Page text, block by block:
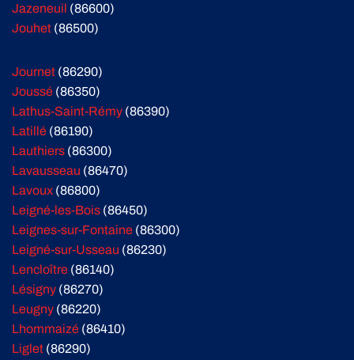
Jazeneuil (86600)
Jouhet (86500)
Journet (86290)
Joussé (86350)
Lathus-Saint-Rémy (86390)
Latillé (86190)
Lauthiers (86300)
Lavausseau (86470)
Lavoux (86800)
Leigné-les-Bois (86450)
Leignes-sur-Fontaine (86300)
Leigné-sur-Usseau (86230)
Lencloître (86140)
Lésigny (86270)
Leugny (86220)
Lhommaizé (86410)
Liglet (86290)